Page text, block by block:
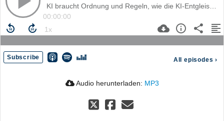
00:00:00
Subscribe All episodes ›
Audio herunterladen: MP3